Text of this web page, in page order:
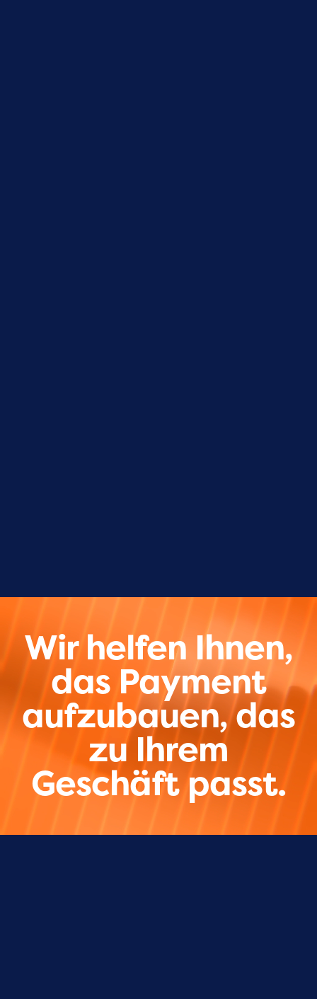
Wir helfen Ihnen,
das Payment
aufzubauen, das
zu Ihrem
Geschäft passt.